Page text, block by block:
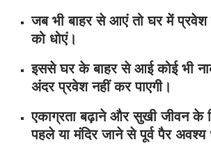
जब भी बाहर से आएं तो घर में
को धोएं।
इससे घर के बाहर से आई कोई भी
अंदर प्रवेश नहीं कर पाएगी।
एकाग्रता बढ़ाने और सुखी जीवन के
पहले या मंदिर जाने से पूर्व पैर अवश्य